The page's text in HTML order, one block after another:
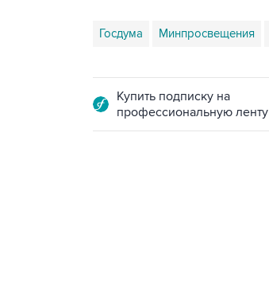
Госдума Минпросвещения
Купить подписку на
профессиональную ленту